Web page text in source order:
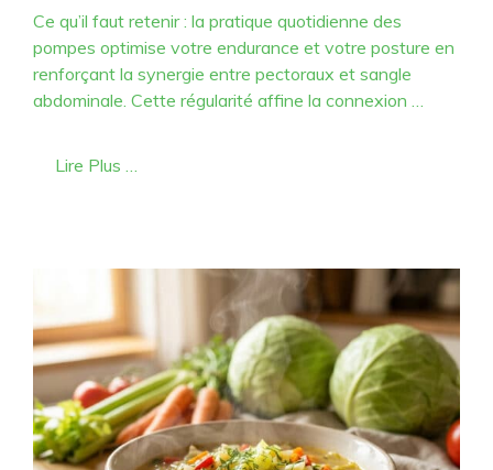
Ce qu’il faut retenir : la pratique quotidienne des
pompes optimise votre endurance et votre posture en
renforçant la synergie entre pectoraux et sangle
abdominale. Cette régularité affine la connexion …
Lire Plus …